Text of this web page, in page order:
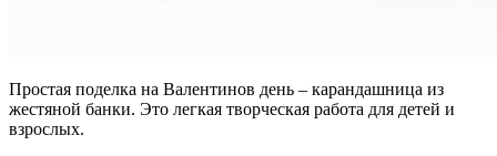
Простая поделка на Валентинов день – карандашница из
жестяной банки. Это легкая творческая работа для детей и
взрослых.